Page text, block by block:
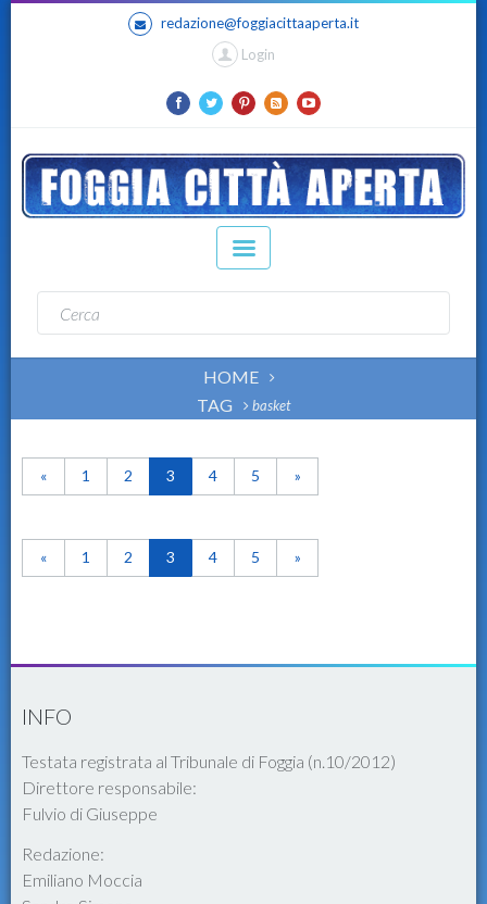
redazione@foggiacittaaperta.it
Login
HOME
TAG
basket
« 1 2 3 4 5 »
« 1 2 3 4 5 »
INFO
Testata registrata al Tribunale di Foggia (n.10/2012)
Direttore responsabile:
Fulvio di Giuseppe
Redazione:
Emiliano Moccia